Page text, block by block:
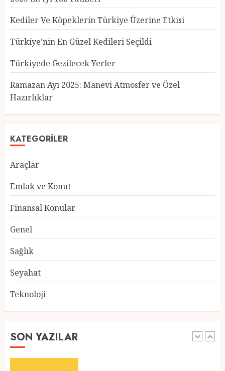
Kediler Ve Köpeklerin Türkiye Üzerine Etkisi
Türkiye’nin En Güzel Kedileri Seçildi
Türkiyede Gezilecek Yerler
Ramazan Ayı 2025: Manevi Atmosfer ve Özel
Hazırlıklar
KATEGORILER
Araçlar
Emlak ve Konut
Finansal Konular
Genel
Sağlık
Seyahat
Teknoloji
SON YAZILAR
3
Türkiye’nin En Güzel Kedileri
Seçildi
12 MART 2025 0
5
Ramazan Ayı 2025: Manevi
1